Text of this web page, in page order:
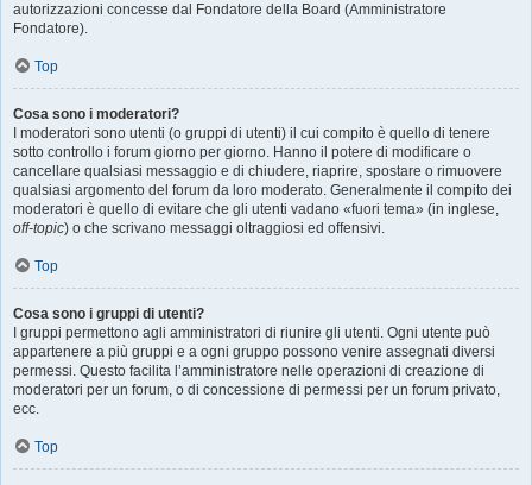
autorizzazioni concesse dal Fondatore della Board (Amministratore
Fondatore).
Top
Cosa sono i moderatori?
I moderatori sono utenti (o gruppi di utenti) il cui compito è quello di tenere
sotto controllo i forum giorno per giorno. Hanno il potere di modificare o
cancellare qualsiasi messaggio e di chiudere, riaprire, spostare o rimuovere
qualsiasi argomento del forum da loro moderato. Generalmente il compito dei
moderatori è quello di evitare che gli utenti vadano «fuori tema» (in inglese,
off-topic) o che scrivano messaggi oltraggiosi ed offensivi.
Top
Cosa sono i gruppi di utenti?
I gruppi permettono agli amministratori di riunire gli utenti. Ogni utente può
appartenere a più gruppi e a ogni gruppo possono venire assegnati diversi
permessi. Questo facilita l’amministratore nelle operazioni di creazione di
moderatori per un forum, o di concessione di permessi per un forum privato,
ecc.
Top